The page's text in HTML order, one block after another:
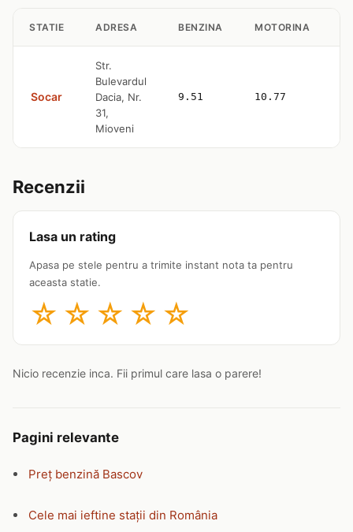
STATIE ADRESA BENZINA MOTORINA
Socar
Str.
Bulevardul
Dacia, Nr.
31,
Mioveni
9.51 10.77
Recenzii
Lasa un rating
Apasa pe stele pentru a trimite instant nota ta pentru
aceasta statie.
☆ ☆ ☆ ☆ ☆
Nicio recenzie inca. Fii primul care lasa o parere!
Pagini relevante
Preț benzină Bascov
Cele mai ieftine stații din România